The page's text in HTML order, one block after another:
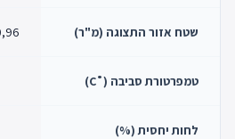
שטח אזור התצוגה (מ"ר)
טמפרטורת סביבה (˚C)
לחות יחסית (%)